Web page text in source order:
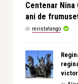
Centenar Nina
ani de
de revistatango